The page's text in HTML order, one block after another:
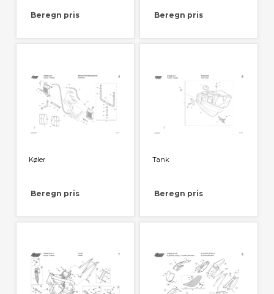
Beregn pris Beregn pris
Køler
Beregn pris
Tank
Beregn pris